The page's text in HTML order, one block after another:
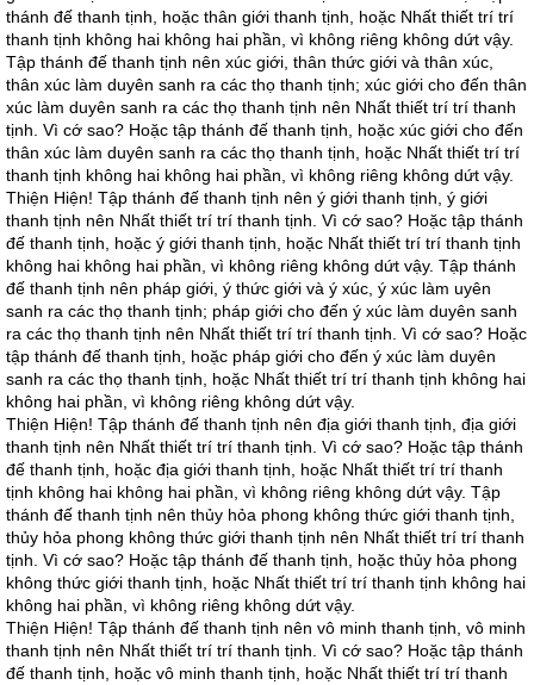
thánh đế thanh tịnh, hoặc thân giới thanh tịnh, hoặc Nhất thiết trí trí
thanh tịnh không hai không hai phần, vì không riêng không dứt vậy.
Tập thánh đế thanh tịnh nên xúc giới, thân thức giới và thân xúc,
thân xúc làm duyên sanh ra các thọ thanh tịnh; xúc giới cho đến thân
xúc làm duyên sanh ra các thọ thanh tịnh nên Nhất thiết trí trí thanh
tịnh. Vì cớ sao? Hoặc tập thánh đế thanh tịnh, hoặc xúc giới cho đến
thân xúc làm duyên sanh ra các thọ thanh tịnh, hoặc Nhất thiết trí trí
thanh tịnh không hai không hai phần, vì không riêng không dứt vậy.
Thiện Hiện! Tập thánh đế thanh tịnh nên ý giới thanh tịnh, ý giới
thanh tịnh nên Nhất thiết trí trí thanh tịnh. Vì cớ sao? Hoặc tập thánh
đế thanh tịnh, hoặc ý giới thanh tịnh, hoặc Nhất thiết trí trí thanh tịnh
không hai không hai phần, vì không riêng không dứt vậy. Tập thánh
đế thanh tịnh nên pháp giới, ý thức giới và ý xúc, ý xúc làm uyên
sanh ra các thọ thanh tịnh; pháp giới cho đến ý xúc làm duyên sanh
ra các thọ thanh tịnh nên Nhất thiết trí trí thanh tịnh. Vì cớ sao? Hoặc
tập thánh đế thanh tịnh, hoặc pháp giới cho đến ý xúc làm duyên
sanh ra các thọ thanh tịnh, hoặc Nhất thiết trí trí thanh tịnh không hai
không hai phần, vì không riêng không dứt vậy.
Thiện Hiện! Tập thánh đế thanh tịnh nên địa giới thanh tịnh, địa giới
thanh tịnh nên Nhất thiết trí trí thanh tịnh. Vì cớ sao? Hoặc tập thánh
đế thanh tịnh, hoặc địa giới thanh tịnh, hoặc Nhất thiết trí trí thanh
tịnh không hai không hai phần, vì không riêng không dứt vậy. Tập
thánh đế thanh tịnh nên thủy hỏa phong không thức giới thanh tịnh,
thủy hỏa phong không thức giới thanh tịnh nên Nhất thiết trí trí thanh
tịnh. Vì cớ sao? Hoặc tập thánh đế thanh tịnh, hoặc thủy hỏa phong
không thức giới thanh tịnh, hoặc Nhất thiết trí trí thanh tịnh không hai
không hai phần, vì không riêng không dứt vậy.
Thiện Hiện! Tập thánh đế thanh tịnh nên vô minh thanh tịnh, vô minh
thanh tịnh nên Nhất thiết trí trí thanh tịnh. Vì cớ sao? Hoặc tập thánh
đế thanh tịnh, hoặc vô minh thanh tịnh, hoặc Nhất thiết trí trí thanh